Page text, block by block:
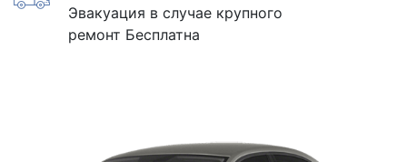
Эвакуация в случае крупного
ремонт Бесплатна